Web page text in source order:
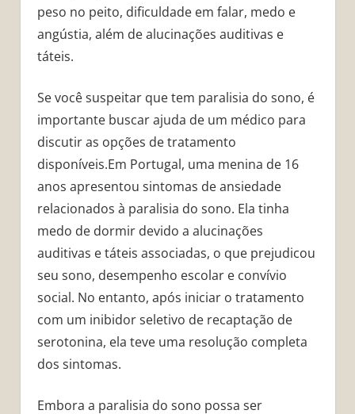
peso no peito, dificuldade em falar, medo e
angústia, além de alucinações auditivas e
táteis.
Se você suspeitar que tem paralisia do sono, é
importante buscar ajuda de um médico para
discutir as opções de tratamento
disponíveis.Em Portugal, uma menina de 16
anos apresentou sintomas de ansiedade
relacionados à paralisia do sono. Ela tinha
medo de dormir devido a alucinações
auditivas e táteis associadas, o que prejudicou
seu sono, desempenho escolar e convívio
social. No entanto, após iniciar o tratamento
com um inibidor seletivo de recaptação de
serotonina, ela teve uma resolução completa
dos sintomas.
Embora a paralisia do sono possa ser